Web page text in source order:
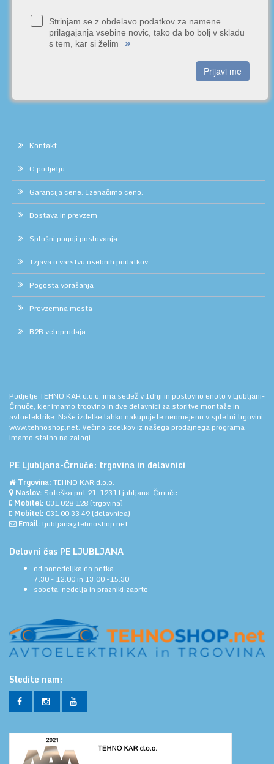
Strinjam se z obdelavo podatkov za namene
prilagajanja vsebine novic, tako da bo bolj v skladu
s tem, kar si želim
»
Prijavi me
Kontakt
O podjetju
Garancija cene. Izenačimo ceno.
Dostava in prevzem
Splošni pogoji poslovanja
Izjava o varstvu osebnih podatkov
Pogosta vprašanja
Prevzemna mesta
B2B veleprodaja
Podjetje TEHNO KAR d.o.o. ima sedež v Idriji in poslovno enoto v Ljubljani-
Črnuče, kjer imamo trgovino in dve delavnici za storitve montaže in
avtoelektrike. Naše izdelke lahko nakupujete neomejeno v spletni trgovini
www.tehnoshop.net. Večino izdelkov iz našega prodajnega programa
imamo stalno na zalogi.
PE Ljubljana-Črnuče: trgovina in delavnici
Trgovina: TEHNO KAR d.o.o.
Naslov: Soteška pot 21, 1231 Ljubljana-Črnuče
Mobitel: 031 028 128 (trgovina)
Mobitel: 031 00 33 49 (delavnica)
Email: ljubljana@tehnoshop.net
Delovni čas PE LJUBLJANA
od ponedeljka do petka
7:30 - 12:00 in 13:00 -15:30
sobota, nedelja in prazniki:zaprto
Sledite nam: